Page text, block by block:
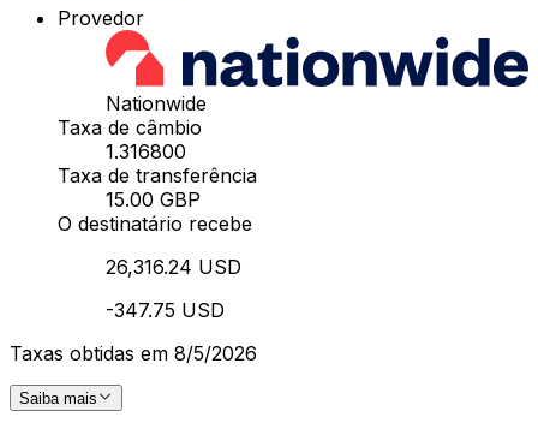
Provedor
Nationwide
Taxa de câmbio
1.316800
Taxa de transferência
15.00 GBP
O destinatário recebe
26,316.24 USD
-347.75 USD
Taxas obtidas em 8/5/2026
Saiba mais